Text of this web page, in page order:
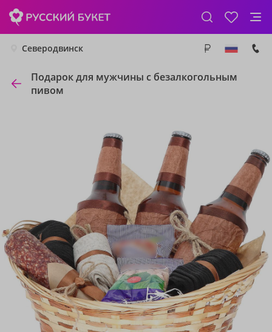
Северодвинск
Подарок для мужчины с безалкогольным
пивом